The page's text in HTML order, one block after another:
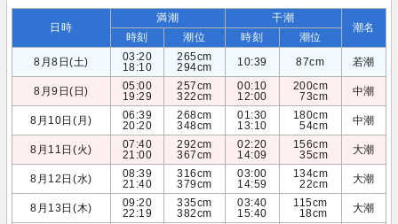
日時
満潮 干潮
潮名
時刻 潮位 時刻
潮位
8月8日(土)
03:20
18:10
265cm
294cm
10:39 87cm 若潮
8月9日(日)
05:00
19:29
257cm
322cm
00:10
12:00
200cm
73cm
中潮
8月10日(月)
06:39
20:20
268cm
348cm
01:30
13:10
180cm
54cm
中潮
8月11日(火)
07:40
21:00
292cm
367cm
02:20
14:09
156cm
35cm
大潮
8月12日(水)
08:39
21:40
316cm
379cm
03:00
14:59
134cm
22cm
大潮
8月13日(木)
09:20
22:19
335cm
382cm
03:40
15:40
115cm
18cm
大潮